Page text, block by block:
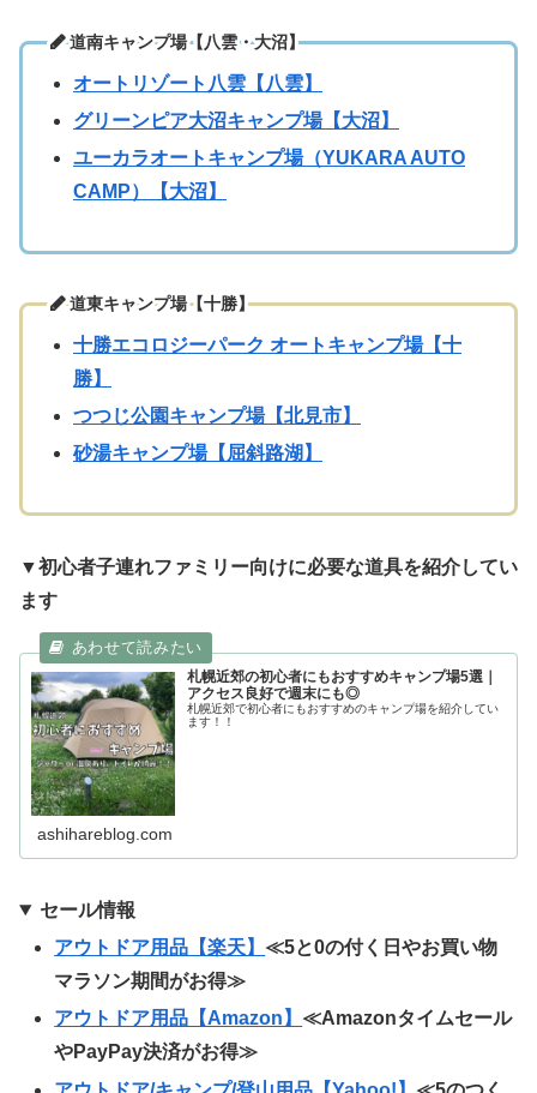
道南キャンプ場【八雲・大沼】
オートリゾート八雲【八雲】
グリーンピア大沼キャンプ場【大沼】
ユーカラオートキャンプ場（YUKARA AUTO
CAMP）【大沼】
道東キャンプ場【十勝】
十勝エコロジーパーク オートキャンプ場【十
勝】
つつじ公園キャンプ場【北見市】
砂湯キャンプ場【屈斜路湖】
▼初心者子連れファミリー向けに必要な道具を紹介してい
ます
札幌近郊の初心者にもおすすめキャンプ場5選｜
アクセス良好で週末にも◎
札幌近郊で初心者にもおすすめのキャンプ場を紹介してい
ます！！
ashihareblog.com
セール情報
アウトドア用品【楽天】≪5と0の付く日やお買い物
マラソン期間がお得≫
アウトドア用品【Amazon】≪Amazonタイムセール
やPayPay決済がお得≫